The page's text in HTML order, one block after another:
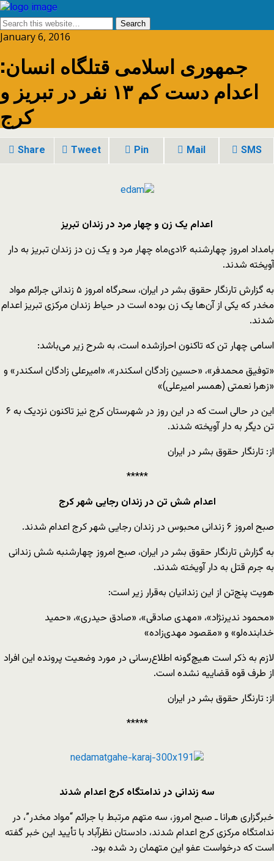
January 6, 2016
جمهوری اسلامی قتلگاه انسان:
اعدام دست کم ۱۳ نفر در تبریز و
کرج
Share Tweet Pin Mail SMS
اعدام یک زن و چهار مرد در زندان تبریز
بامداد امروز چهارشنبه ۱۶دی‌ماه چهار مرد و یک زن دز زندان تبریز به دار
آویخته شدند.
به گزارش تارنگار حقوق بشر در ایران، سحرگاه امروز ۵ زندانی جرائم مواد
مخدر که یکی از آن‌ها یک زن بوده است در حیاط زندان مرکزی تبریز اعدام
شدند.
اسامی چهار تن که تاکنون احرازشده است، به شرح زیر می‌باشد:
«توفیق محمدفر»، «حسین زادگان اسکندر»، «امیرعلی زادگان اسکندر» و
«زهرا نعمتی (همسر امیرعلی)»
این در حالی است که در این روز در شهرستان کرج نیز تاکنون نزدیک به ۶
تن دیگر به دار آویخته شدند.
از: تارنگار حقوق بشر در ایران
*****
اعدام شش تن در زندان رجایی شهر کرج
صبح امروز ۶ زندانی محبوس در زندان رجایی شهر کرج اعدام شدند.
به گزارش تارنگار حقوق بشر در ایران، صبح امروز چهارشنبه شش زندانی
به جرم قتل به دار آویخته شدند.
هویت پنج‌تن از این زندانیان به‌قرار زیر است:
«محمود ندیرنژاد»، «مهدی صادقی»، «صادق حیدری»، «حمید
خدابنده‌لو» و «مقصود مهدی‌زاده»
لازم به ذکر است هیچ‌گونه اطلاع‌رسانی در مورد وضعیت پرونده این افراد
از طرف قوه قضاییه نشده است.
از: تارنگار حقوق بشر در ایران
*****
سه زندانی در ندامتگاه کرج اعدام شدند
خبرگزاری هرانا ـ صبح امروز، سه متهم مرتبط با جرائم “مواد مخدر”، در
ندامتگاه مرکزی کرج اعدام شدند، دادستان نظرآباد با تأیید این خبر گفته
است که درخواست عفو این متهمان رد شده بود.